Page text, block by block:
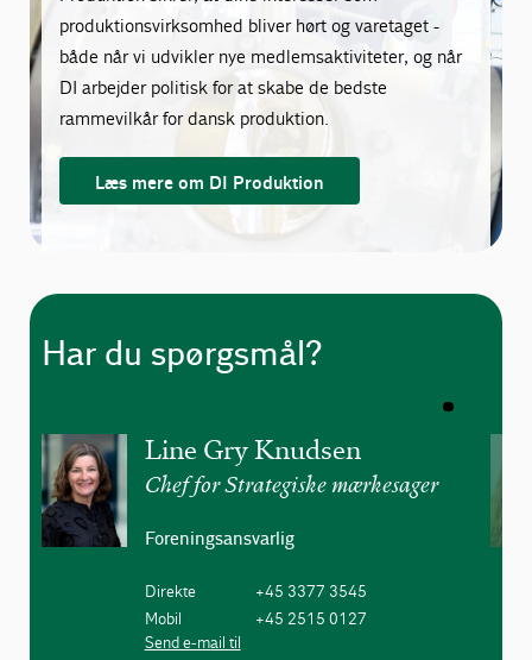
produktionsvirksomhed bliver hørt og varetaget -
både når vi udvikler nye medlemsaktiviteter, og når
DI arbejder politisk for at skabe de bedste
rammevilkår for dansk produktion.
Læs mere om DI Produktion
Har du spørgsmål?
Line Gry Knudsen
Chef for Strategiske mærkesager
Foreningsansvarlig
Direkte
+45 3377 3545
Mobil
+45 2515 0127
Send e-mail til